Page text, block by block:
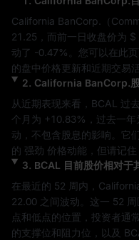
California BanCorp.
（
21.25 ，而前一日收盘价为 $
动了 -0.47% 。您可以在此
的盘中价格更新和近期交易活
2. California BanCorp.
从近期表现来看， BCAL 过
个月为 +10.83% ，过去一年
动，不包含股息的影响。它
的 强劲 价格动能，但请记住
3. BCAL 目前股价相对于
在最近的 52 周内，
22.00 之间波动。这一 52
点和低点的位置，投资者通
的支撑位和阻力位，以及